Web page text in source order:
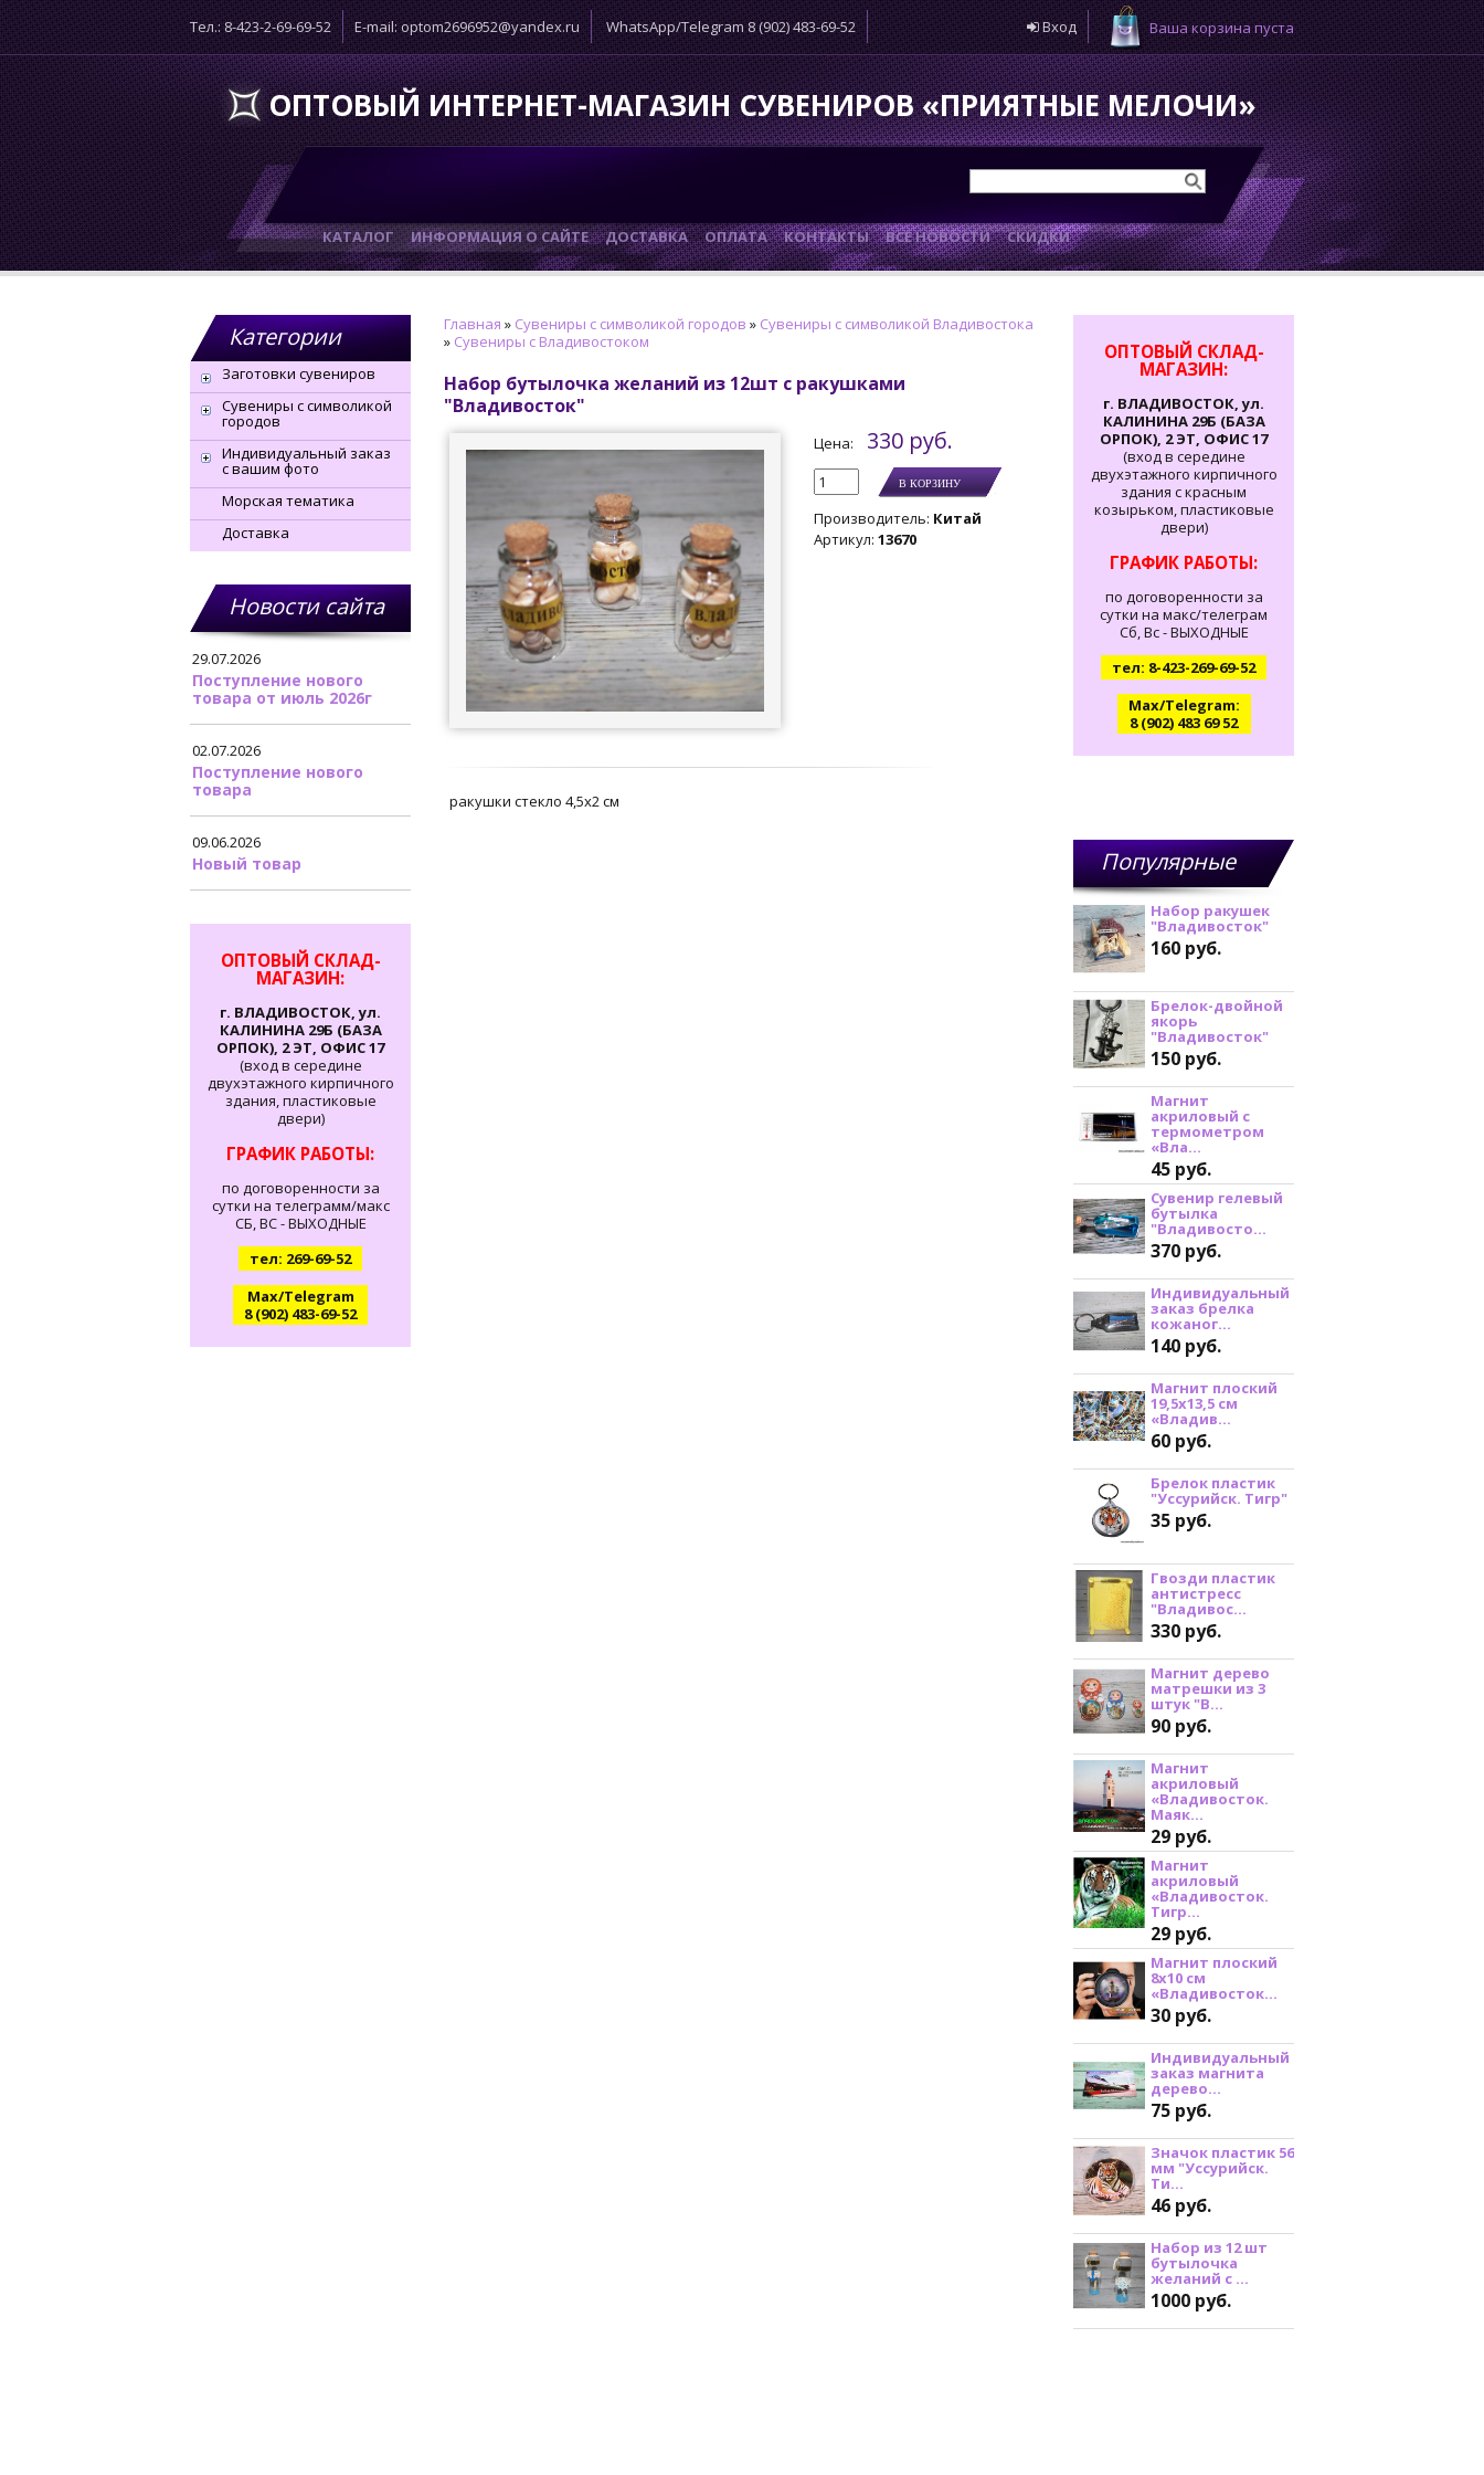
Тел.: 8-423-2-69-69-52 E-mail: optom2696952@yandex.ru WhatsApp/Telegram 8 (902) 483-69-52 Ваша корзина пуста
Вход
ОПТОВЫЙ ИНТЕРНЕТ-МАГАЗИН СУВЕНИРОВ «ПРИЯТНЫЕ МЕЛОЧИ»
КАТАЛОГ ИНФОРМАЦИЯ О САЙТЕ ДОСТАВКА ОПЛАТА КОНТАКТЫ ВСЕ НОВОСТИ СКИДКИ
Категории
Заготовки сувениров
Сувениры с символикой
городов
Индивидуальный заказ
с вашим фото
Морская тематика
Доставка
Новости сайта
29.07.2026
Поступление нового
товара от июль 2026г
02.07.2026
Поступление нового
товара
09.06.2026
Новый товар
ОПТОВЫЙ СКЛАД-
МАГАЗИН:
г. ВЛАДИВОСТОК, ул.
КАЛИНИНА 29Б (БАЗА
ОРПОК), 2 ЭТ, ОФИС 17
(вход в середине
двухэтажного кирпичного
здания, пластиковые
двери)
ГРАФИК РАБОТЫ:
по договоренности за
сутки на телеграмм/макс
СБ, ВС - ВЫХОДНЫЕ
тел: 269-69-52
Max/Telegram
8 (902) 483-69-52
Главная » Сувениры с символикой городов » Сувениры с символикой Владивостока
» Сувениры с Владивостоком
Набор бутылочка желаний из 12шт с ракушками
"Владивосток"
Цена: 330 руб.
Производитель: Китай
Артикул: 13670
ракушки стекло 4,5х2 см
ОПТОВЫЙ СКЛАД-
МАГАЗИН:
г. ВЛАДИВОСТОК, ул.
КАЛИНИНА 29Б (БАЗА
ОРПОК), 2 ЭТ, ОФИС 17
(вход в середине
двухэтажного кирпичного
здания с красным
козырьком, пластиковые
двери)
ГРАФИК РАБОТЫ:
по договоренности за
сутки на макс/телеграм
Сб, Вс - ВЫХОДНЫЕ
тел: 8-423-269-69-52
Max/Telegram:
8 (902) 483 69 52
Популярные
товарыНабор ракушек
"Владивосток"
160 руб.
Брелок-двойной
якорь
"Владивосток"
150 руб.
Магнит
акриловый с
термометром
«Вла...
45 руб.
Сувенир гелевый
бутылка
"Владивосто...
370 руб.
Индивидуальный
заказ брелка
кожаног...
140 руб.
Магнит плоский
19,5х13,5 см
«Владив...
60 руб.
Брелок пластик
"Уссурийск. Тигр"
35 руб.
Гвозди пластик
антистресс
"Владивос...
330 руб.
Магнит дерево
матрешки из 3
штук "В...
90 руб.
Магнит
акриловый
«Владивосток.
Маяк...
29 руб.
Магнит
акриловый
«Владивосток.
Тигр...
29 руб.
Магнит плоский
8х10 см
«Владивосток...
30 руб.
Индивидуальный
заказ магнита
дерево...
75 руб.
Значок пластик 56
мм "Уссурийск.
Ти...
46 руб.
Набор из 12 шт
бутылочка
желаний с ...
1000 руб.